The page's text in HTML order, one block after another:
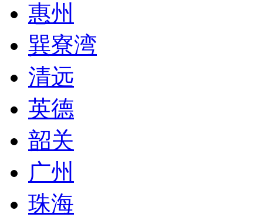
惠州
巽寮湾
清远
英德
韶关
广州
珠海